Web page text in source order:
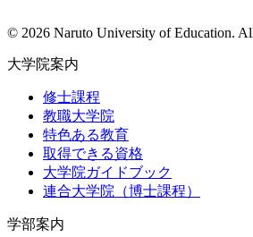
© 2026 Naruto University of Education.
大学院案内
修士課程
教職大学院
特色ある教育
取得できる資格
大学院ガイドブック
連合大学院（博士課程）
学部案内